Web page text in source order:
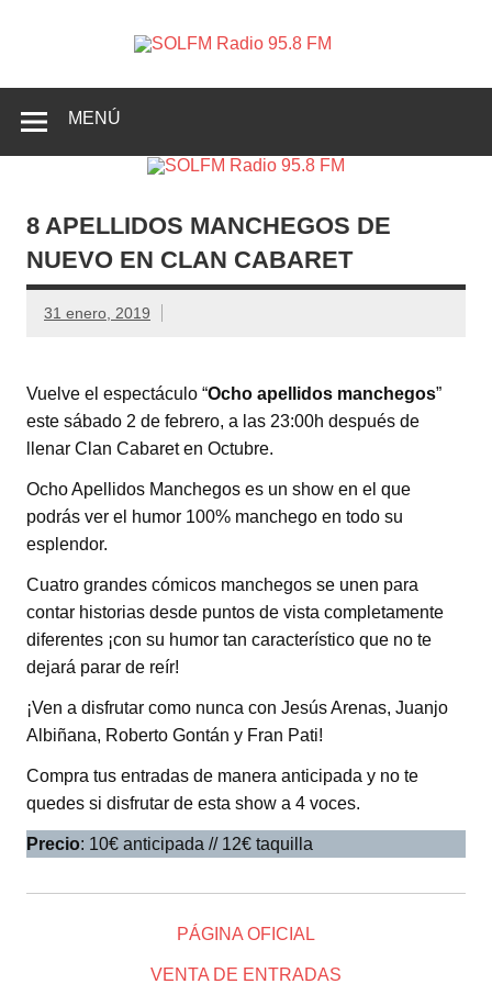
Radio
Crevillente, Radio en Vega Baja y Radio en el Medio
MENÚ
8 APELLIDOS MANCHEGOS DE
NUEVO EN CLAN CABARET
31 enero, 2019
Vuelve el espectáculo “Ocho apellidos manchegos”
este sábado 2 de febrero, a las 23:00h después de
llenar Clan Cabaret en Octubre.
Ocho Apellidos Manchegos es un show en el que
podrás ver el humor 100% manchego en todo su
esplendor.
Cuatro grandes cómicos manchegos se unen para
contar historias desde puntos de vista completamente
diferentes ¡con su humor tan característico que no te
dejará parar de reír!
¡Ven a disfrutar como nunca con Jesús Arenas, Juanjo
Albiñana, Roberto Gontán y Fran Pati!
Compra tus entradas de manera anticipada y no te
quedes si disfrutar de esta show a 4 voces.
Precio: 10€ anticipada // 12€ taquilla
PÁGINA OFICIAL
VENTA DE ENTRADAS